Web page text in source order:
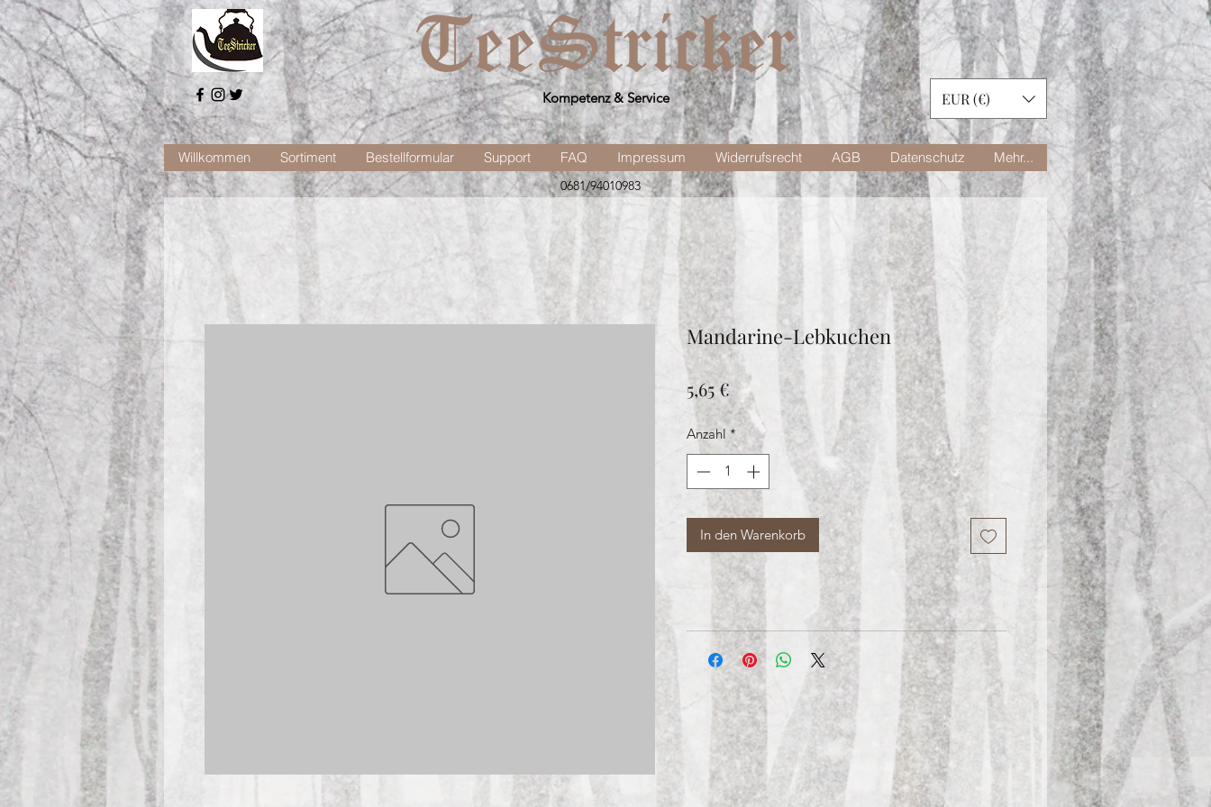
Kompetenz & Service EUR (€)
Willkommen Sortiment Bestellformular Support FAQ Impressum Widerrufsrecht AGB Datenschutz Mehr...
0681/94010983
Mandarine-Lebkuchen
5,65 €Preis
Anzahl *
In den Warenkorb